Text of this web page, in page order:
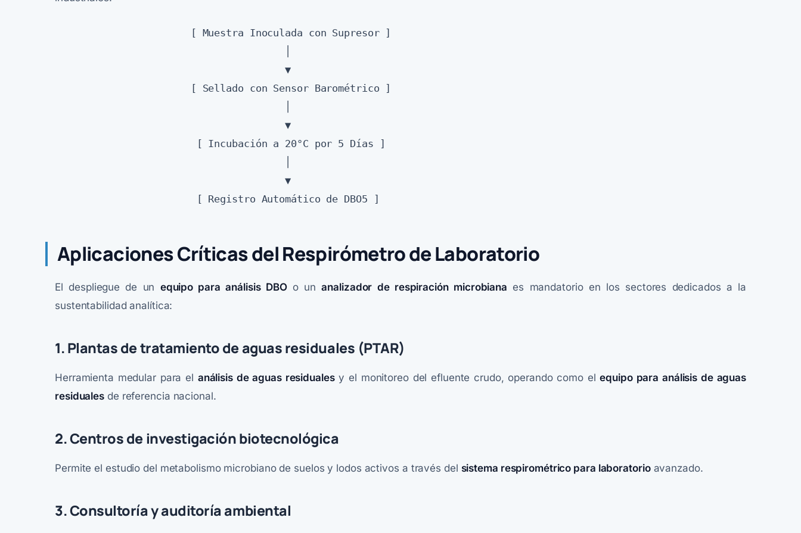
                                       ▼
                                       ▼
                                       ▼
Aplicaciones Críticas del Respirómetro de Laboratorio
El despliegue de un equipo para análisis DBOo unanalizador de respiración microbiana es mandatorio en los sectores dedicados a la
sustentabilidad analítica:
1. Plantas de tratamiento de aguas residuales (PTAR)
Herramienta medular para el análisis de aguas residualesy el monitoreo del efluente crudo, operando como elequipo para análisis de aguas
residuales de referencia nacional.
2. Centros de investigación biotecnológica
Permite el estudio del metabolismo microbiano de suelos y lodos activos a través del sistema respirométrico para laboratorioavanzado.
3. Consultoría y auditoría ambiental